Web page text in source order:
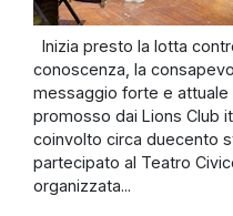
Inizia presto la lotta
conoscenza, la
messaggio forte e attuale
promosso dai Lions Club
coinvolto circa duecento
partecipato al Teatro
organizzata...